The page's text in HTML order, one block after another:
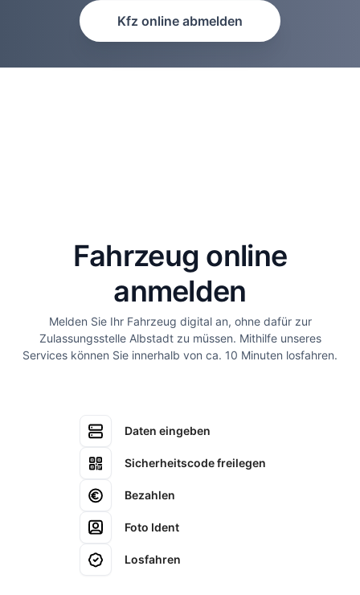
Kfz online abmelden
Fahrzeug online
anmelden
Melden Sie Ihr Fahrzeug digital an, ohne dafür zur
Zulassungsstelle Albstadt zu müssen. Mithilfe unseres
Services können Sie innerhalb von ca. 10 Minuten losfahren.
Daten eingeben
Sicherheitscode freilegen
Bezahlen
Foto Ident
Losfahren